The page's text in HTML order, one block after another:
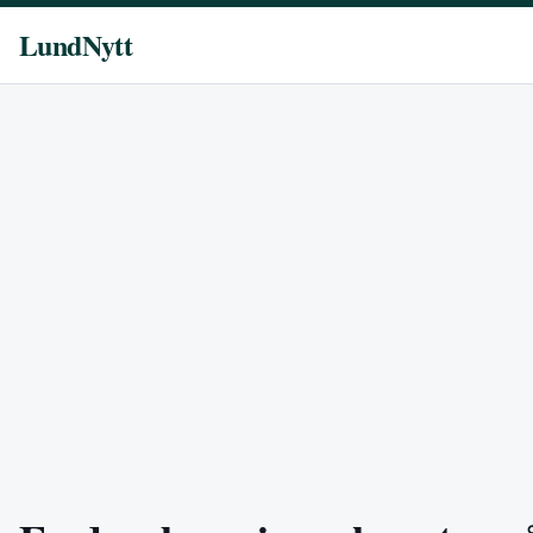
LundNytt